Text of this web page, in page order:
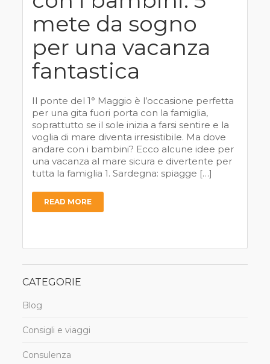
mete da sogno
per una vacanza
fantastica
Il ponte del 1° Maggio è l’occasione perfetta
per una gita fuori porta con la famiglia,
soprattutto se il sole inizia a farsi sentire e la
voglia di mare diventa irresistibile. Ma dove
andare con i bambini? Ecco alcune idee per
una vacanza al mare sicura e divertente per
tutta la famiglia 1. Sardegna: spiagge […]
READ MORE
CATEGORIE
Blog
Consigli e viaggi
Consulenza